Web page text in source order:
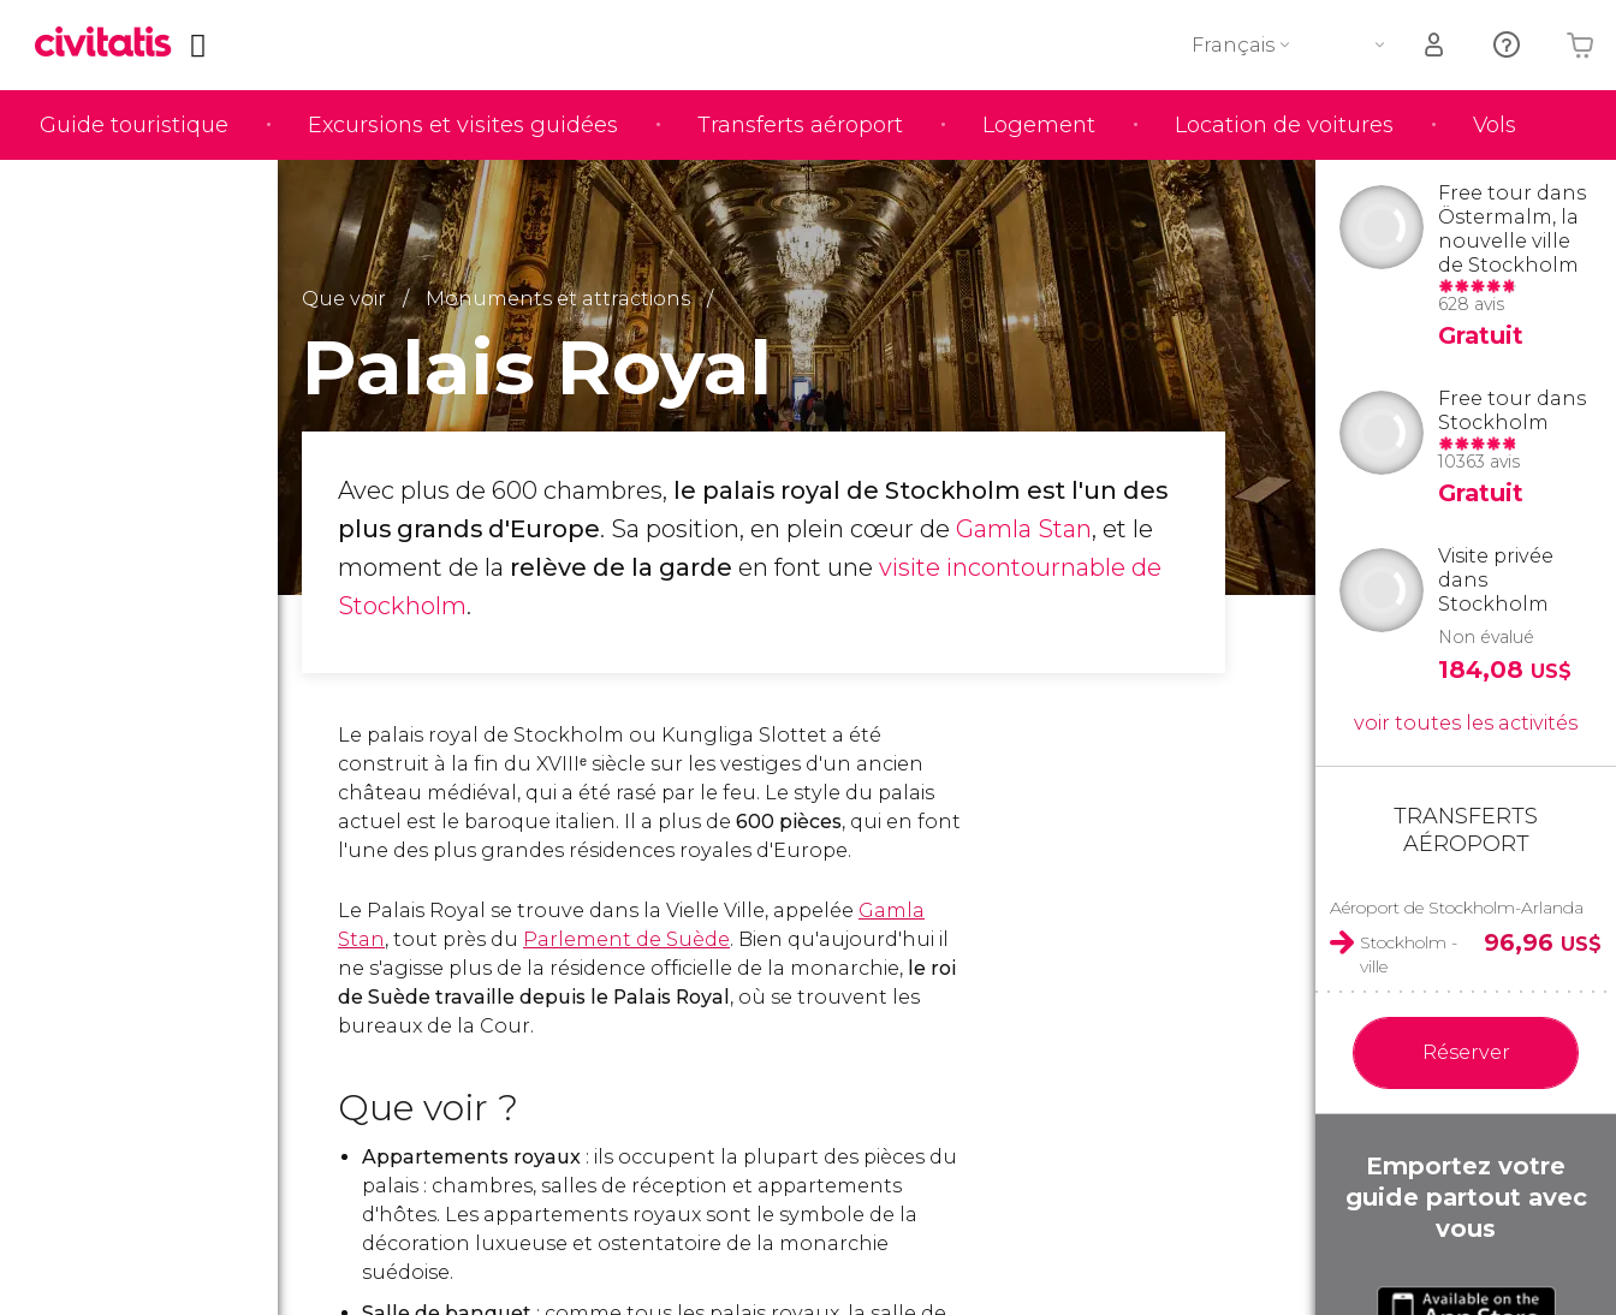
Guide touristique Excursions et visites guidées Transferts aéroport Logement Location de voitures Vols
Français
Votre panier est vide
Que voir Monuments et attractions
Palais Royal
Avec plus de 600 chambres, le palais royal de Stockholm est l'un des
plus grands d'Europe. Sa position, en plein cœur de Gamla Stan, et le
moment de la relève de la garde en font une visite incontournable de
Stockholm.
Le palais royal de Stockholm ou Kungliga Slottet a été
construit à la fin du XVIIIᵉ siècle sur les vestiges d'un ancien
château médiéval, qui a été rasé par le feu. Le style du palais
actuel est le baroque italien. Il a plus de 600 pièces, qui en font
l'une des plus grandes résidences royales d'Europe.
Le Palais Royal se trouve dans la Vielle Ville, appelée Gamla
Stan, tout près du Parlement de Suède. Bien qu'aujourd'hui il
ne s'agisse plus de la résidence officielle de la monarchie, le roi
de Suède travaille depuis le Palais Royal , où se trouvent les
bureaux de la Cour.
Que voir ?
Appartements royaux : ils occupent la plupart des pièces du
palais : chambres, salles de réception et appartements
d'hôtes. Les appartements royaux sont le symbole de la
décoration luxueuse et ostentatoire de la monarchie
suédoise.
Free tour dans
Östermalm, la
nouvelle ville
de Stockholm
628 avis
Gratuit
Free tour dans
Stockholm
10363 avis
Gratuit
Visite privée
dans
Stockholm
Non évalué
184,08 US$
voir toutes les activités
TRANSFERTS
AÉROPORT
Aéroport de Stockholm-Arlanda
Stockholm -
ville
96,96 US$
Réserver
Emportez votre
guide partout avec
vous